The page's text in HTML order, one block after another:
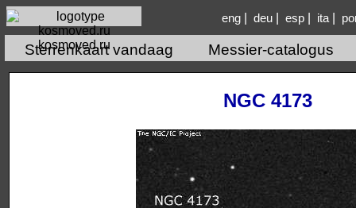
kosmoved.ru
eng| deu| esp| ita|
Sterrenkaart vandaag Messier-catalogus
NGC 4173